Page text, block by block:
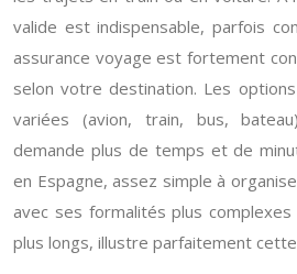
valide est indispensable, parfois
assurance voyage est fortement
selon votre destination. Les
variées (avion, train, bus,
demande plus de temps et de
en Espagne, assez simple à
avec ses formalités plus
plus longs, illustre parfaitement